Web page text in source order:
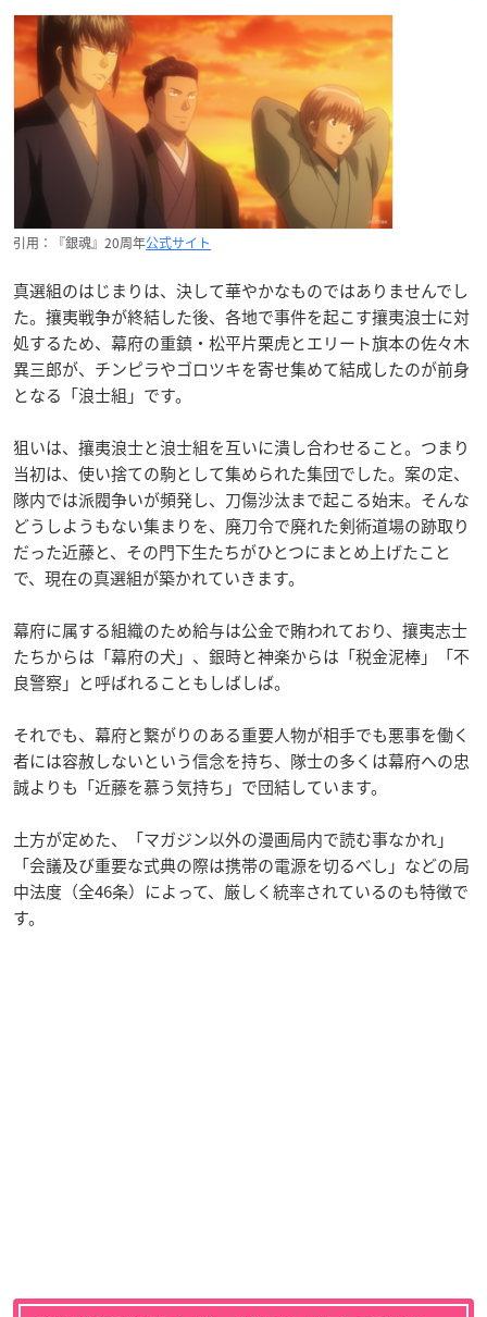
引用：『銀魂』20周年公式サイト
真選組のはじまりは、決して華やかなものではありませんでし
た。攘夷戦争が終結した後、各地で事件を起こす攘夷浪士に対
処するため、幕府の重鎮・松平片栗虎とエリート旗本の佐々木
異三郎が、チンピラやゴロツキを寄せ集めて結成したのが前身
となる「浪士組」です。
狙いは、攘夷浪士と浪士組を互いに潰し合わせること。つまり
当初は、使い捨ての駒として集められた集団でした。案の定、
隊内では派閥争いが頻発し、刀傷沙汰まで起こる始末。そんな
どうしようもない集まりを、廃刀令で廃れた剣術道場の跡取り
だった近藤と、その門下生たちがひとつにまとめ上げたこと
で、現在の真選組が築かれていきます。
幕府に属する組織のため給与は公金で賄われており、攘夷志士
たちからは「幕府の犬」、銀時と神楽からは「税金泥棒」「不
良警察」と呼ばれることもしばしば。
それでも、幕府と繋がりのある重要人物が相手でも悪事を働く
者には容赦しないという信念を持ち、隊士の多くは幕府への忠
誠よりも「近藤を慕う気持ち」で団結しています。
土方が定めた、「マガジン以外の漫画局内で読む事なかれ」
「会議及び重要な式典の際は携帯の電源を切るべし」などの局
中法度（全46条）によって、厳しく統率されているのも特徴で
す。